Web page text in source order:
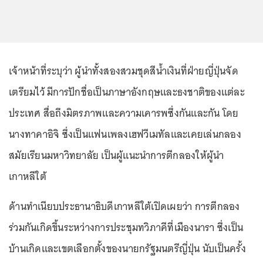
เจ้าหน้าที่ระบุว่า ผู้นำทั้งสองสวมชุดสีน้ำเงินที่ฝ่ายญี่ปุ่นจัด
เตรียมไว้ มีการปักชื่อเป็นภาษาอังกฤษและธงชาติของแต่ละ
ประเทศ สื่อถึงมิตรภาพและความเคารพซึ่งกันและกัน โดย
นางทาคาอิจิ ซึ่งเป็นแฟนเพลงเฮฟวีเมทัลและเคยเล่นกลอง
สมัยเรียนมหาวิทยาลัย เป็นผู้แนะนำการตีกลองให้ผู้นำ
เกาหลีใต้
ด้านทำเนียบประธานาธิบดีเกาหลีใต้เปิดเผยว่า การตีกลอง
ร่วมกันเกิดขึ้นระหว่างการประชุมทวิภาคีที่เมืองนารา ซึ่งเป็น
บ้านเกิดและเขตเลือกตั้งของนายกรัฐมนตรีญี่ปุ่น นับเป็นครั้ง